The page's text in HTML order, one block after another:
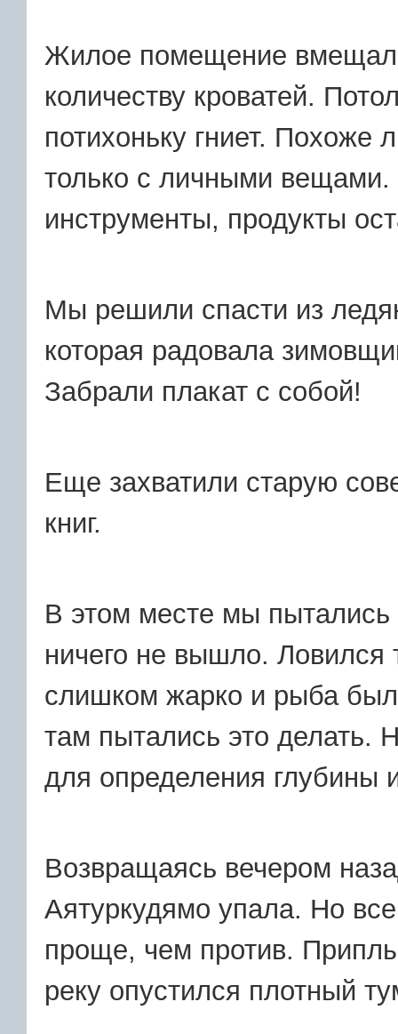
Жилое помещение
количеству кроватей.
потихоньку гниет. Похоже
только с личными
инструменты, продукты
Мы решили спасти из
которая радовала
Забрали плакат с собой!
Еще захватили старую
книг.
В этом месте мы пытались
ничего не вышло.
слишком жарко и рыба
там пытались это делать.
для определения глубины
Возвращаясь вечером
Аятуркудямо упала. Но
проще, чем против.
реку опустился плотный